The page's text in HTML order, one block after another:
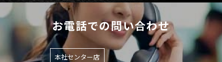
お電話での問い合わせ
本社センター店